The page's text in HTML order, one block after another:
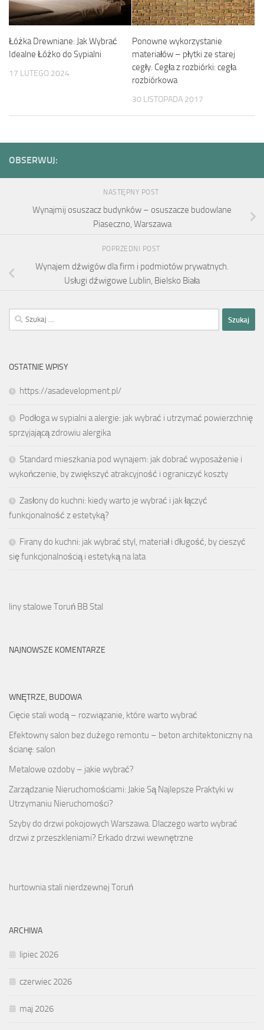
Łóżka Drewniane: Jak Wybrać
Idealne Łóżko do Sypialni
17 LUTEGO 2024
Ponowne wykorzystanie
materiałów – płytki ze starej
cegły. Cegła z rozbiórki: cegła
rozbiórkowa
30 LISTOPADA 2017
OBSERWUJ:
NASTĘPNY POST
Wynajmij osuszacz budynków – osuszacze budowlane
Piaseczno, Warszawa
POPRZEDNI POST
Wynajem dźwigów dla firm i podmiotów prywatnych.
Usługi dźwigowe Lublin, Bielsko Biała
Szukaj:
OSTATNIE WPISY
https://asadevelopment.pl/
Podłoga w sypialni a alergie: jak wybrać i utrzymać powierzchnię
sprzyjającą zdrowiu alergika
Standard mieszkania pod wynajem: jak dobrać wyposażenie i
wykończenie, by zwiększyć atrakcyjność i ograniczyć koszty
Zasłony do kuchni: kiedy warto je wybrać i jak łączyć
funkcjonalność z estetyką?
Firany do kuchni: jak wybrać styl, materiał i długość, by cieszyć
się funkcjonalnością i estetyką na lata
liny stalowe Toruń BB Stal
NAJNOWSZE KOMENTARZE
WNĘTRZE, BUDOWA
Cięcie stali wodą – rozwiązanie, które warto wybrać
Efektowny salon bez dużego remontu – beton architektoniczny na
ścianę: salon
Metalowe ozdoby – jakie wybrać?
Zarządzanie Nieruchomościami: Jakie Są Najlepsze Praktyki w
Utrzymaniu Nieruchomości?
Szyby do drzwi pokojowych Warszawa. Dlaczego warto wybrać
drzwi z przeszkleniami? Erkado drzwi wewnętrzne
hurtownia stali nierdzewnej Toruń
ARCHIWA
lipiec 2026
czerwiec 2026
maj 2026